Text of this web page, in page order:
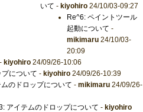
いて - kiyohiro24/10/03-09:27
Re^6: ペイントツール
起動について -
mikimaru 24/10/03-
20:09
- kiyohiro24/09/26-10:06
について - kiyohiro 24/09/26-10:39
のドロップについて - mikimaru24/09/26-
アイテムのドロップについて - kiyohiro